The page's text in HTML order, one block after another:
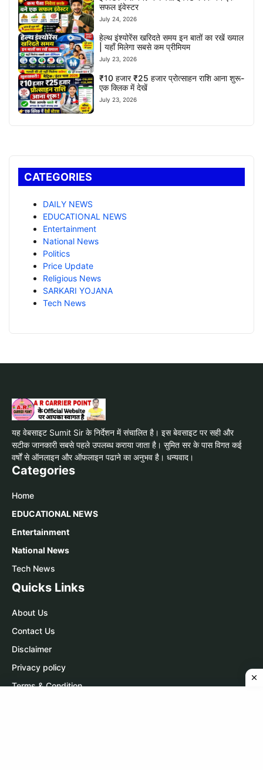
सफल इंवेस्टर
July 24, 2026
हेल्थ इंश्योरेंस खरिदते समय इन बातों का रखें ख्याल
| यहाँ मिलेगा सबसे कम प्रीमियम
July 23, 2026
₹10 हजार ₹25 हजार प्रोत्साहन राशि आना शुरू-
एक क्लिक में देखें
July 23, 2026
CATEGORIES
DAILY NEWS
EDUCATIONAL NEWS
Entertainment
National News
Politics
Price Update
Religious News
SARKARI YOJANA
Tech News
यह वेबसाइट Sumit Sir के निर्देशन में संचालित है। इस बेवसाइट पर सही और
सटीक जानकारी सबसे पहले उपलब्ध कराया जाता है। सुमित सर के पास विगत कई
वर्षों से ऑनलाइन और ऑफलाइन पढाने का अनुभव है। धन्यवाद।
Categories
Home
EDUCATIONAL NEWS
Entertainment
National News
Tech News
Quicks Links
About Us
Contact Us
Disclaimer
Privacy policy
Terms & Condition